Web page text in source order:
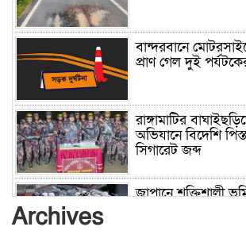
বান্দরবানে
প্রাণ গেল দুই
রাঙ্গামাটির
অভিযানে বিদেশি
সিগারেট জব্দ
জাপানে শক্তিশালী
Archives